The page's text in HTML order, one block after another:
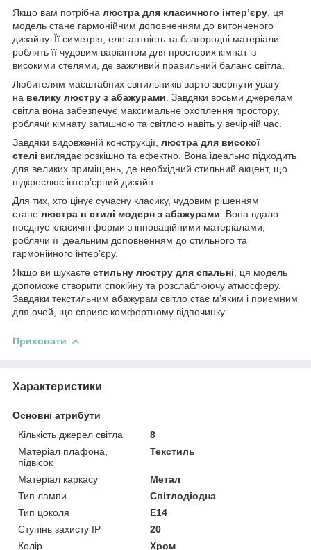
Якщо вам потрібна люстра для класичного інтер’єру , ця
модель стане гармонійним доповненням до витонченого
дизайну. Її симетрія, елегантність та благородні матеріали
роблять її чудовим варіантом для просторих кімнат із
високими стелями, де важливий правильний баланс світла.
Любителям масштабних світильників варто звернути увагу
на велику люстру з абажурами . Завдяки восьми джерелам
світла вона забезпечує максимальне охоплення простору,
роблячи кімнату затишною та світлою навіть у вечірній час.
Завдяки видовженій конструкції, люстра для високої
стелі виглядає розкішно та ефектно. Вона ідеально підходить
для великих приміщень, де необхідний стильний акцент, що
підкреслює інтер’єрний дизайн.
Для тих, хто цінує сучасну класику, чудовим рішенням
стане люстра в стилі модерн з абажурами . Вона вдало
поєднує класичні форми з інноваційними матеріалами,
роблячи її ідеальним доповненням до стильного та
гармонійного інтер’єру.
Якщо ви шукаєте стильну люстру для спальні , ця модель
допоможе створити спокійну та розслаблюючу атмосферу.
Завдяки текстильним абажурам світло стає м’яким і приємним
для очей, що сприяє комфортному відпочинку.
Приховати
Характеристики
Основні атрибути
Кількість джерел світла
8
Матеріал плафона,
підвісок
Текстиль
Матеріал каркасу
Метал
Тип лампи
Світлодіодна
Тип цоколя
E14
Ступінь захисту IP
20
Колір
Хром